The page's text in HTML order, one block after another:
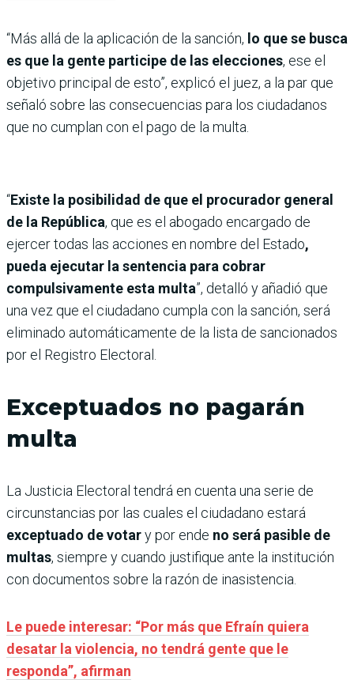
“Más allá de la aplicación de la sanción, lo que se busca
es que la gente participe de las elecciones, ese el
objetivo principal de esto”, explicó el juez, a la par que
señaló sobre las consecuencias para los ciudadanos
que no cumplan con el pago de la multa.
“Existe la posibilidad de que el procurador general
de la República, que es el abogado encargado de
ejercer todas las acciones en nombre del Estado,
pueda ejecutar la sentencia para cobrar
compulsivamente esta multa”, detalló y añadió que
una vez que el ciudadano cumpla con la sanción, será
eliminado automáticamente de la lista de sancionados
por el Registro Electoral.
Exceptuados no pagarán
multa
La Justicia Electoral tendrá en cuenta una serie de
circunstancias por las cuales el ciudadano estará
exceptuado de votary por ende no será pasible de
multas, siempre y cuando justifique ante la institución
con documentos sobre la razón de inasistencia.
Le puede interesar: “Por más que Efraín quiera
desatar la violencia, no tendrá gente que le
responda”, afirman